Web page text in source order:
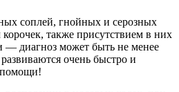
соплей, гнойных и серозных
также присутствием в них
— диагноз может быть не менее
очень быстро и